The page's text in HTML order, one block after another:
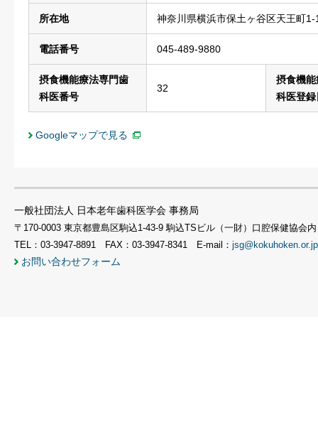
所在地 神奈川県横浜市保土ヶ谷区天王町1-
電話番号 045-489-9880
摂食機能療法専門歯
科医番号
32
摂食機
科医登録
Googleマップで見る
一般社団法人 日本老年歯科医学会 事務局
〒170-0003 東京都豊島区駒込1-43-9 駒込TSビル（一財）口腔保健協会内
TEL：03-3947-8891 FAX：03-3947-8341 E-mail： jsg@kokuhoken.or.jp
お問い合わせフォーム